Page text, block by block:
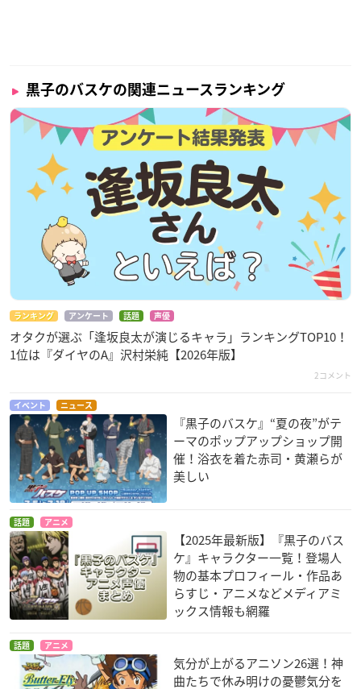
全7種
※ランダム販売になります。
※1セットのご購入で全種揃わない場合もあります。予めご了
承ください。
発売元：株式会社バンダイ
▼ご予約・ご購入はこちらから
アニメイト
トレーディングルームタグ
【価格】
1,100円(税込)
【発売日】
サイズ：縦約100mm×横約70mm
素材：アクリル
全7種
※ランダム販売になります。
※1セットのご購入で全種揃わない場合もあります。予めご了
承ください。
発売元：株式会社バンダイ
▼ご予約・ご購入はこちらから
アニメイト
黒子のバスケの関連ニュースランキング
ランキング アンケート 話題 声優
オタクが選ぶ「逢坂良太が演じるキャラ」ランキングTOP10！
1位は『ダイヤのA』沢村栄純【2026年版】
2コメント
イベント ニュース
『黒子のバスケ』“夏の夜”がテ
ーマのポップアップショップ開
催！浴衣を着た赤司・黄瀬らが
美しい
話題 アニメ
【2025年最新版】『黒子のバス
ケ』キャラクター一覧！登場人
物の基本プロフィール・作品あ
らすじ・アニメなどメディアミ
ックス情報も網羅
話題 アニメ
気分が上がるアニソン26選！神
曲たちで休み明けの憂鬱気分を